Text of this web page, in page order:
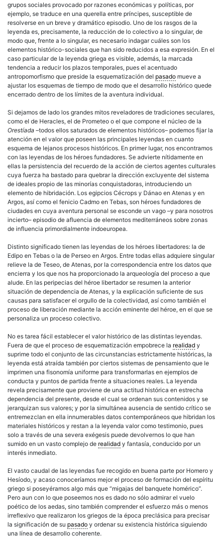
grupos sociales provocado por razones económicas y políticas, por
ejemplo, se traduce en una querella entre príncipes, susceptible de
resolverse en un breve y dramático episodio. Uno de los rasgos de la
leyenda es, precisamente, la reducción de lo colectivo a lo singular, de
modo que, frente a lo singular, es necesario indagar cuáles son los
elementos histórico-sociales que han sido reducidos a esa expresión. En el
caso particular de la leyenda griega es visible, además, la marcada
tendencia a reducir los plazos temporales, pues el acentuado
antropomorfismo que preside la esquematización del pasado mueve a
ajustar los esquemas de tiempo de modo que el desarrollo histórico quede
encerrado dentro de los límites de la aventura individual.
Si dejamos de lado los grandes mitos reveladores de tradiciones seculares,
como el de Heracles, el de Prometeo o el que compone el núcleo de la
Orestíada –todos ellos saturados de elementos históricos– podemos fijar la
atención en el valor que poseen las principales leyendas en cuanto
esquema de lejanos procesos históricos. En primer lugar, nos encontramos
con las leyendas de los héroes fundadores. Se advierte nítidamente en
ellas la persistencia del recuerdo de la acción de ciertos agentes culturales
cuya fuerza ha bastado para quebrar la dirección excluyente del sistema
de ideales propio de las minorías conquistadoras, introduciendo un
elemento de hibridación. Los egipcios Cécrops y Dánao en Atenas y en
Argos, así como el fenicio Cadmo en Tebas, son héroes fundadores de
ciudades en cuya aventura personal se esconde un vago –y para nosotros
incierto– episodio de afluencia de elementos mediterráneos sobre zonas
de influencia primordialmente indoeuropea.
Distinto significado tienen las leyendas de los héroes libertadores: la de
Edipo en Tebas o la de Perseo en Argos. Entre todas ellas adquiere singular
relieve la de Teseo, de Atenas, por la correspondencia entre los datos que
encierra y los que nos ha proporcionado la arqueología del proceso a que
alude. En las peripecias del héroe libertador se resumen la anterior
situación de dependencia de Atenas, y la explicación suficiente de sus
causas para satisfacer el orgullo de la colectividad, así como también el
proceso de liberación mediante la acción eminente del héroe, en el que se
personaliza un proceso colectivo.
No es tarea fácil establecer el valor histórico de las distintas leyendas.
Fuera de que el proceso de esquematización empobrece la realidad y
suprime todo el conjunto de las circunstancias estrictamente históricas, la
leyenda está atraída también por ciertos sistemas de pensamiento que le
imprimen una fisonomía uniforme para transformarlas en ejemplos de
conducta y puntos de partida frente a situaciones reales. La leyenda
revela precisamente que proviene de una actitud histórica en estrecha
dependencia del presente, desde el cual se ordenan sus contenidos y se
jerarquizan sus valores; y por la simultánea ausencia de sentido crítico se
entremezclan en ella innumerables datos contemporáneos que hibridan los
materiales históricos y restan a la leyenda valor como testimonio, pues
solo a través de una severa exégesis puede devolvernos lo que han
sumido en un vasto complejo de realidad y fantasía, conducido por un
interés inmediato.
El vasto caudal de las leyendas fue recogido en buena parte por Homero y
Hesíodo, y acaso conoceríamos mejor el proceso de formación del espíritu
griego si poseyéramos algo más que “migajas del banquete homérico”.
Pero aun con lo que poseemos nos es dado no sólo admirar el vuelo
poético de los aedas, sino también comprender el esfuerzo más o menos
irreflexivo que realizaron los griegos de la época preclásica para precisar
la significación de su pasado y ordenar su existencia histórica siguiendo
una línea de desarrollo coherente.